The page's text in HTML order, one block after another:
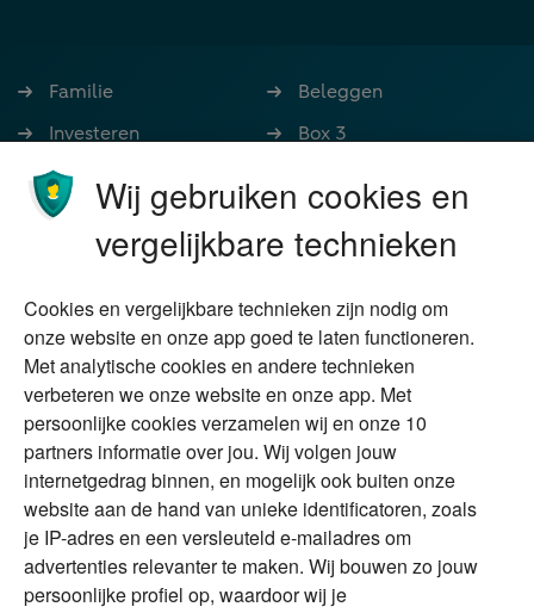
Familie
Investeren
Ondernemen
Stoppen met werken
Wonen
Beleggen
Box 3
Nalatenschap
Schenken
Duurzaam
Vermogensplanning
Tweede huis in
buitenland
DGA
Erfenis
Over Financial Focus
Specialisten
Financial Focus
magazine
The Exit Years
Contact
Wij gebruiken cookies en
vergelijkbare technieken
Cookies en vergelijkbare technieken zijn nodig om
onze website en onze app goed te laten functioneren.
Met analytische cookies en andere technieken
verbeteren we onze website en onze app. Met
persoonlijke cookies verzamelen wij en onze 10
partners informatie over jou. Wij volgen jouw
internetgedrag binnen, en mogelijk ook buiten onze
website aan de hand van unieke identificatoren, zoals
je IP-adres en een versleuteld e-mailadres om
advertenties relevanter te maken. Wij bouwen zo jouw
persoonlijke profiel op, waardoor wij je